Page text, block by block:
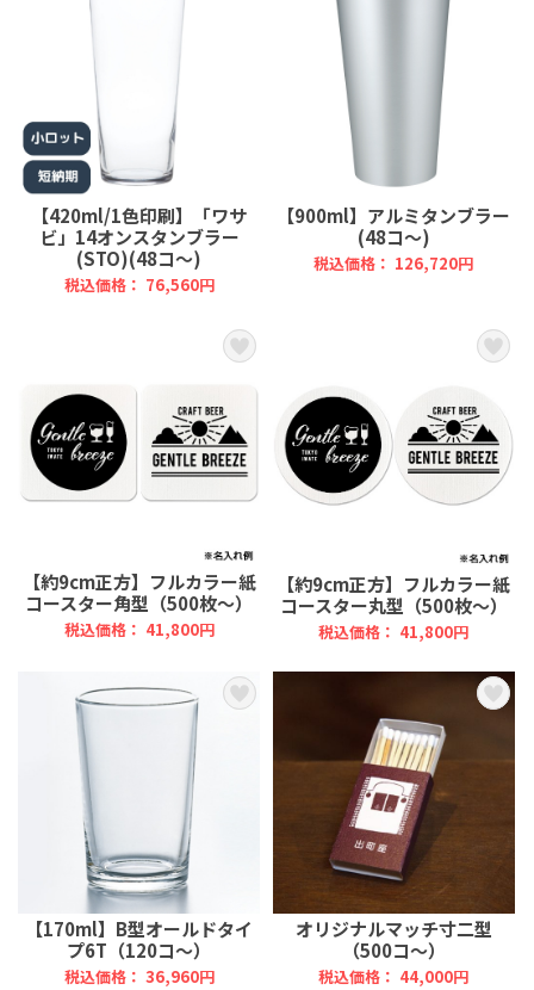
【420ml/1色印刷】「ワサ
ビ」14オンスタンブラー
(STO)(48コ～)
税込価格： 76,560円
【900ml】アルミタンブラー
(48コ～)
税込価格： 126,720円
【約9cm正方】フルカラー紙
コースター角型（500枚～）
税込価格： 41,800円
【約9cm正方】フルカラー紙
コースター丸型（500枚～）
税込価格： 41,800円
【170ml】B型オールドタイ
プ6T（120コ～）
税込価格： 36,960円
オリジナルマッチ寸二型
（500コ～）
税込価格： 44,000円